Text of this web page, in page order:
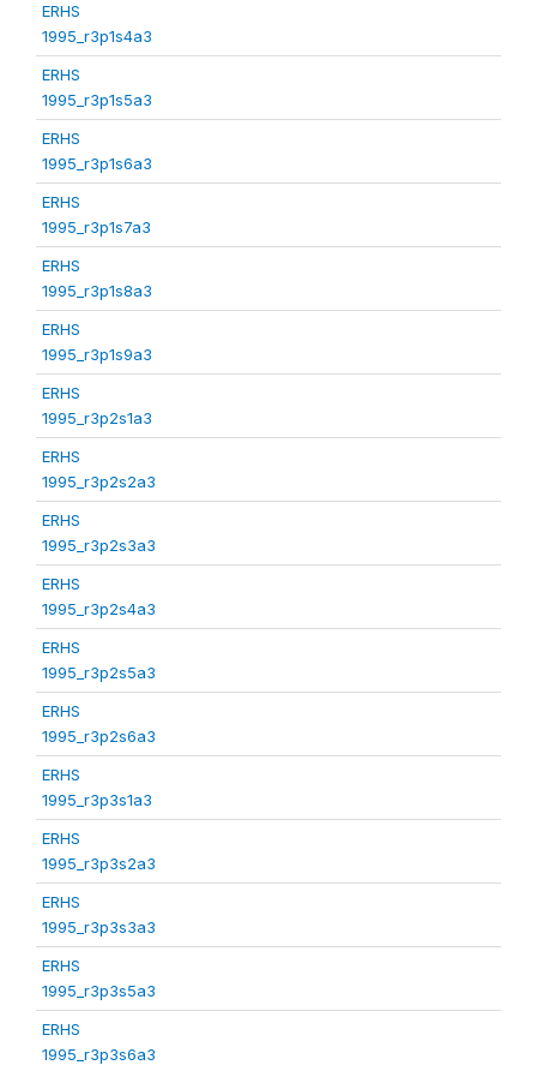
ERHS
1995_r3p1s4a3
ERHS
1995_r3p1s5a3
ERHS
1995_r3p1s6a3
ERHS
1995_r3p1s7a3
ERHS
1995_r3p1s8a3
ERHS
1995_r3p1s9a3
ERHS
1995_r3p2s1a3
ERHS
1995_r3p2s2a3
ERHS
1995_r3p2s3a3
ERHS
1995_r3p2s4a3
ERHS
1995_r3p2s5a3
ERHS
1995_r3p2s6a3
ERHS
1995_r3p3s1a3
ERHS
1995_r3p3s2a3
ERHS
1995_r3p3s3a3
ERHS
1995_r3p3s5a3
ERHS
1995_r3p3s6a3